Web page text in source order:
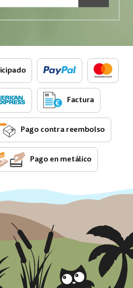
Factura
Pago contra reembolso
Pago en metálico